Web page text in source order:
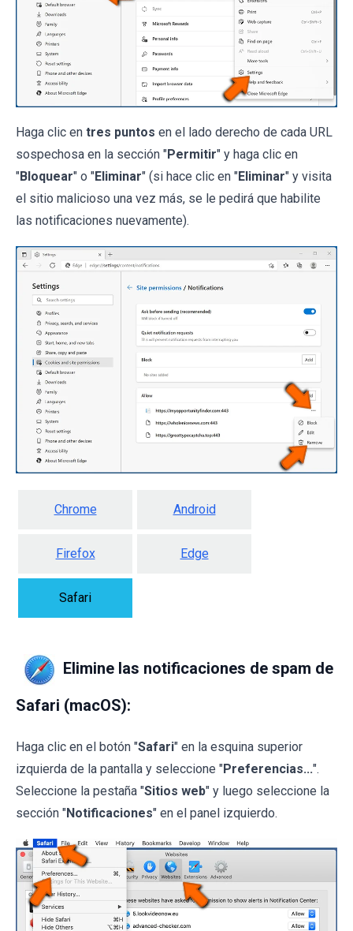
Haga clic en tres puntos en el lado derecho de cada URL
sospechosa en la sección "Permitir" y haga clic en
"Bloquear" o "Eliminar" (si hace clic en "Eliminar" y visita
el sitio malicioso una vez más, se le pedirá que habilite
las notificaciones nuevamente).
Chrome Android
Firefox Edge
Safari
Elimine las notificaciones de spam de
Safari (macOS):
Haga clic en el botón "Safari" en la esquina superior
izquierda de la pantalla y seleccione "Preferencias...".
Seleccione la pestaña "Sitios web" y luego seleccione la
sección "Notificaciones" en el panel izquierdo.